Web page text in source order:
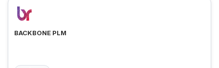
BACKBONE PLM